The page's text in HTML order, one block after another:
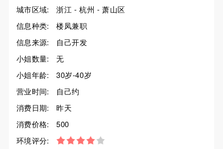
城市区域:
浙江 - 杭州 - 萧山区
信息种类:
楼凤兼职
信息来源:
自己开发
小姐数量:
无
小姐年龄:
30岁-40岁
营业时间:
自己约
消费日期:
昨天
消费价格:
500
环境评分: